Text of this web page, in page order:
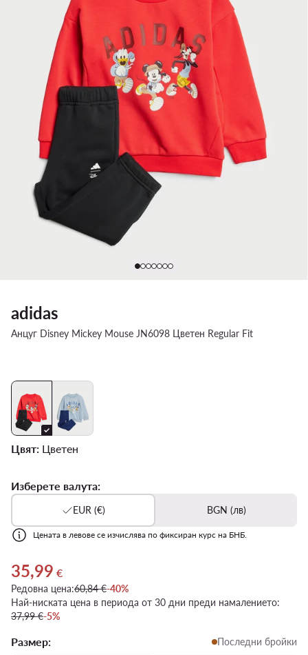
adidas
Анцуг Disney Mickey Mouse JN6098 Цветен Regular Fit
Цвят: Цветен
Изберете валута:
EUR (€) BGN (лв)
Цената в левове се изчислява по фиксиран курс на БНБ.
Актуална цена 35,99 €
35,99 €
Редовна цена:60,84 €-40%
Най-ниската цена в периода от 30 дни преди намалението:
37,99 €-5%
Размер: Последни бройки